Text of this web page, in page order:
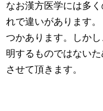
なお漢方医学には多
れで違いがあります
つかあります。しか
明するものではない
させて頂きます。